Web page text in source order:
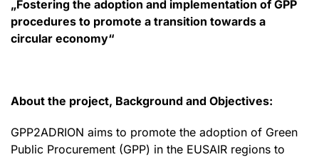
„Fostering the adoption and implementation of GPP
procedures to promote a transition towards a
circular economy“
About the project, Background and Objectives:
GPP2ADRION aims to promote the adoption of Green
Public Procurement (GPP) in the EUSAIR regions to